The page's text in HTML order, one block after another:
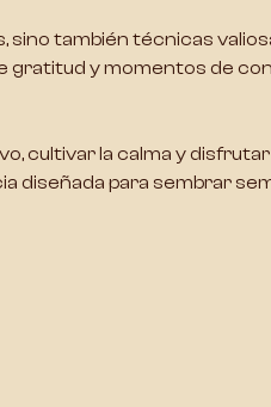
sino también técnicas
gratitud y momentos de
cultivar la calma y
diseñada para sembrar